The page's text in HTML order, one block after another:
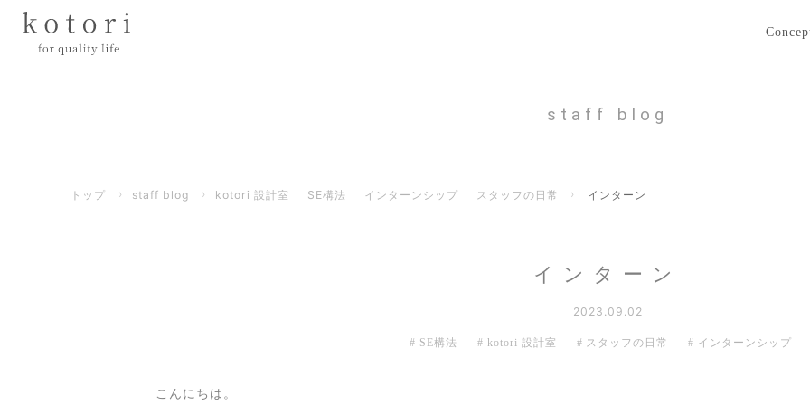
staff blog
トップ › staff blog › kotori 設計室 SE構法 インターンシップ スタッフの日常 › インターン
インターン
2023.09.02
SE構法 kotori 設計室 スタッフの日常 インターンシップ
こんにちは。